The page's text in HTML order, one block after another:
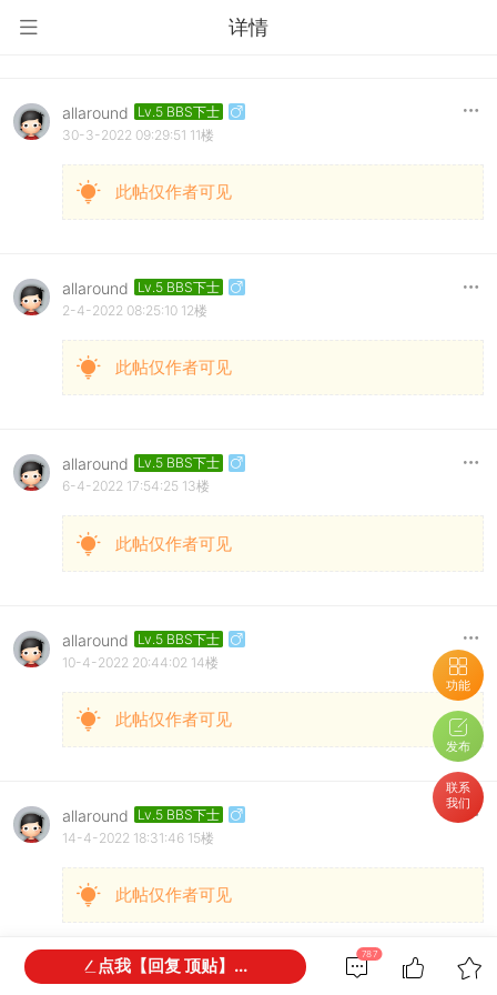
详情
功能
发布
联系
我们
allaround
Lv.5 BBS下士
30-3-2022 09:29:51 11楼
此帖仅作者可见
allaround
Lv.5 BBS下士
2-4-2022 08:25:10 12楼
此帖仅作者可见
allaround
Lv.5 BBS下士
6-4-2022 17:54:25 13楼
此帖仅作者可见
allaround
Lv.5 BBS下士
10-4-2022 20:44:02 14楼
此帖仅作者可见
allaround
Lv.5 BBS下士
14-4-2022 18:31:46 15楼
此帖仅作者可见
787
点我【回复 顶贴】...